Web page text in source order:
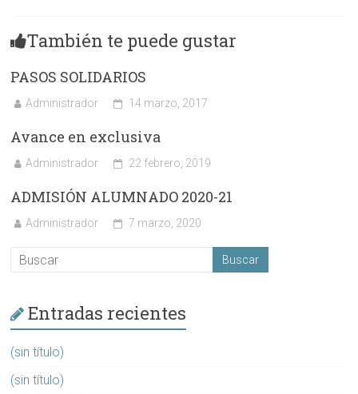
También te puede gustar
PASOS SOLIDARIOS
Administrador 14 marzo, 2017
Avance en exclusiva
Administrador 22 febrero, 2019
ADMISIÓN ALUMNADO 2020-21
Administrador 7 marzo, 2020
Entradas recientes
(sin título)
(sin título)